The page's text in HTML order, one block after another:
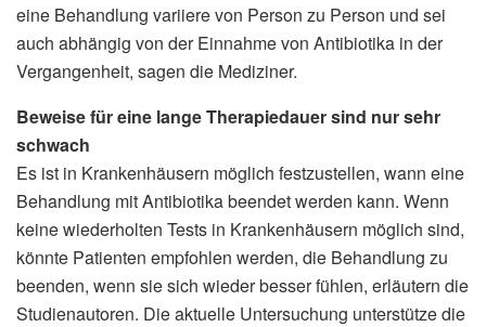
eine Behandlung variiere von Person zu Person und sei
auch abhängig von der Einnahme von Antibiotika in der
Vergangenheit, sagen die Mediziner.
Beweise für eine lange Therapiedauer sind nur sehr
schwach
Es ist in Krankenhäusern möglich festzustellen, wann eine
Behandlung mit Antibiotika beendet werden kann. Wenn
keine wiederholten Tests in Krankenhäusern möglich sind,
könnte Patienten empfohlen werden, die Behandlung zu
beenden, wenn sie sich wieder besser fühlen, erläutern die
Studienautoren. Die aktuelle Untersuchung unterstütze die